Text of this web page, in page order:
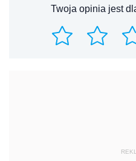
Twoja opinia jest